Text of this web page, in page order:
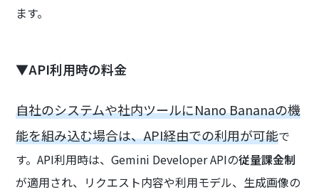
ます。
▼API利用時の料金
自社のシステムや社内ツールにNano Bananaの機
能を組み込む場合は、API経由での利用が可能で
す。API利用時は、Gemini Developer APIの従量課金制
が適用され、リクエスト内容や利用モデル、生成画像の